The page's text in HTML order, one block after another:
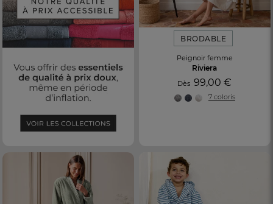
BRODABLE
Peignoir femme
Riviera
Dès99,00 €
7 coloris